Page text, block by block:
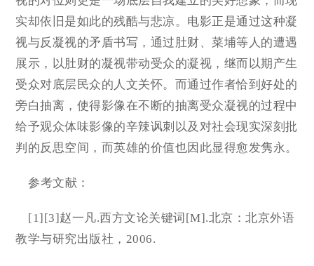
实却依旧是如此的残酷与悲凉。电影正是通过这种凝
视与反凝视的矛盾书写，通过肚财、菜埔等人的遭遇
展示，以肚财的凝视带动受众的凝视，继而以期产生
受众对底层民众的人文关怀。而通过作者恰到好处的
旁白抽离，使得影像在不断的抽离受众凝视的过程中
给予观众体味影像的辛辣讽刺以及对社会现实深刻批
判的反思空间，而英雄的价值也因此显得愈发隽永。
参考文献：
[1][3]赵一凡.西方文论关键词[M].北京：北京外语
教学与研究出版社，2006.